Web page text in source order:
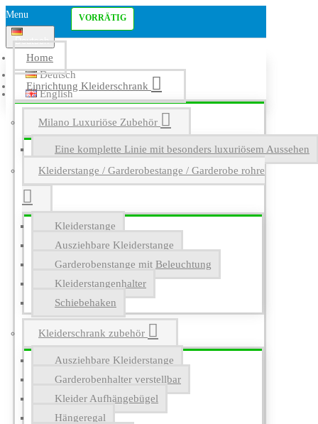
Menu
Deutsch
Deutsch
English
Home
Einrichtung Kleiderschrank
Milano Luxuriöse Zubehör
Eine komplette Linie mit besonders luxuriösem Aussehen
Kleiderstange / Garderobestange / Garderobe rohre
Kleiderstange
Ausziehbare Kleiderstange
Garderobenstange mit Beleuchtung
Kleiderstangenhalter
Schiebehaken
Kleiderschrank zubehör
Ausziehbare Kleiderstange
Garderobenhalter verstellbar
Kleider Aufhängebügel
Hängeregal
VORRÄTIG